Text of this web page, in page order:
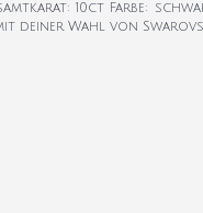
10ct Farbe:
deiner Wahl von